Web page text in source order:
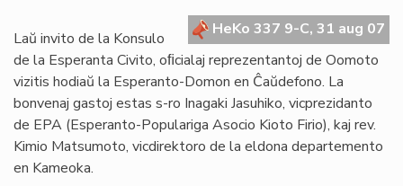
HeKo 337 9-C, 31 aug 07
Laŭ invito de la Konsulo
de la Esperanta Civito, oﬁcialaj reprezentantoj de Oomoto
vizitis hodiaŭ la Esperanto-Domon en Ĉaŭdefono. La
bonvenaj gastoj estas s-ro Inagaki Jasuhiko, vicprezidanto
de EPA (Esperanto-Populariga Asocio Kioto Firio), kaj rev.
Kimio Matsumoto, vicdirektoro de la eldona departemento
en Kameoka.